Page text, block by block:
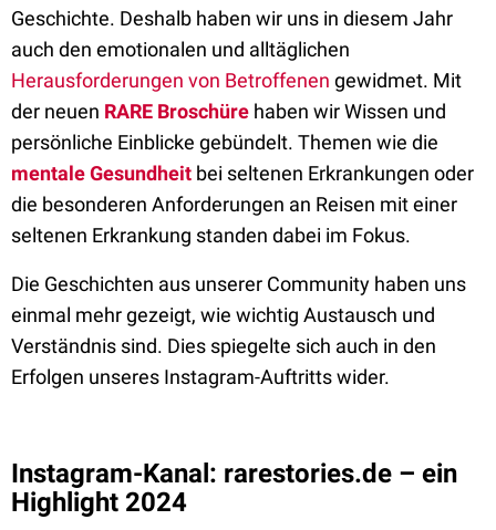
Geschichte. Deshalb haben wir uns in diesem Jahr
auch den emotionalen und alltäglichen
Herausforderungen von Betroffenen gewidmet. Mit
der neuen RARE Broschüre haben wir Wissen und
persönliche Einblicke gebündelt. Themen wie die
mentale Gesundheit bei seltenen Erkrankungen oder
die besonderen Anforderungen an Reisen mit einer
seltenen Erkrankung standen dabei im Fokus.
Die Geschichten aus unserer Community haben uns
einmal mehr gezeigt, wie wichtig Austausch und
Verständnis sind. Dies spiegelte sich auch in den
Erfolgen unseres Instagram-Auftritts wider.
Instagram-Kanal: rarestories.de – ein
Highlight 2024